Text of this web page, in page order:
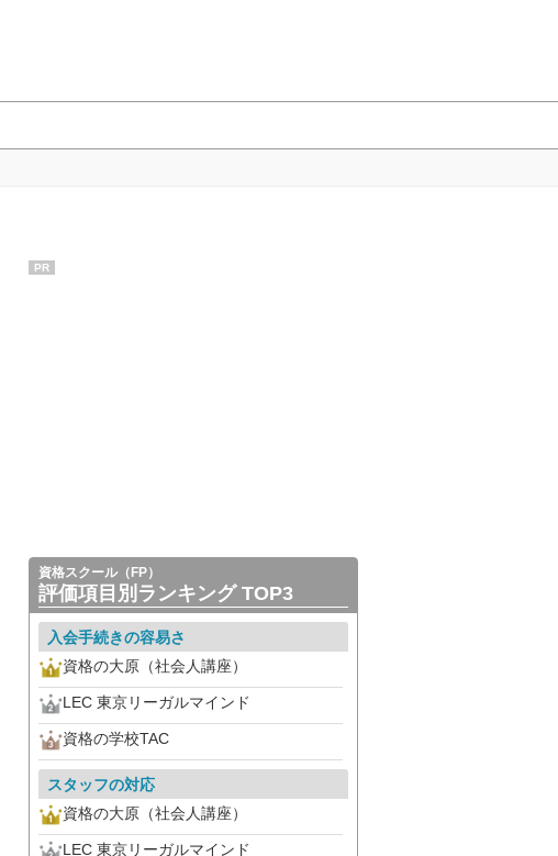
PR
資格スクール（FP）
評価項目別ランキング TOP3
入会手続きの容易さ
資格の大原（社会人講座）
LEC 東京リーガルマインド
資格の学校TAC
スタッフの対応
資格の大原（社会人講座）
LEC 東京リーガルマインド